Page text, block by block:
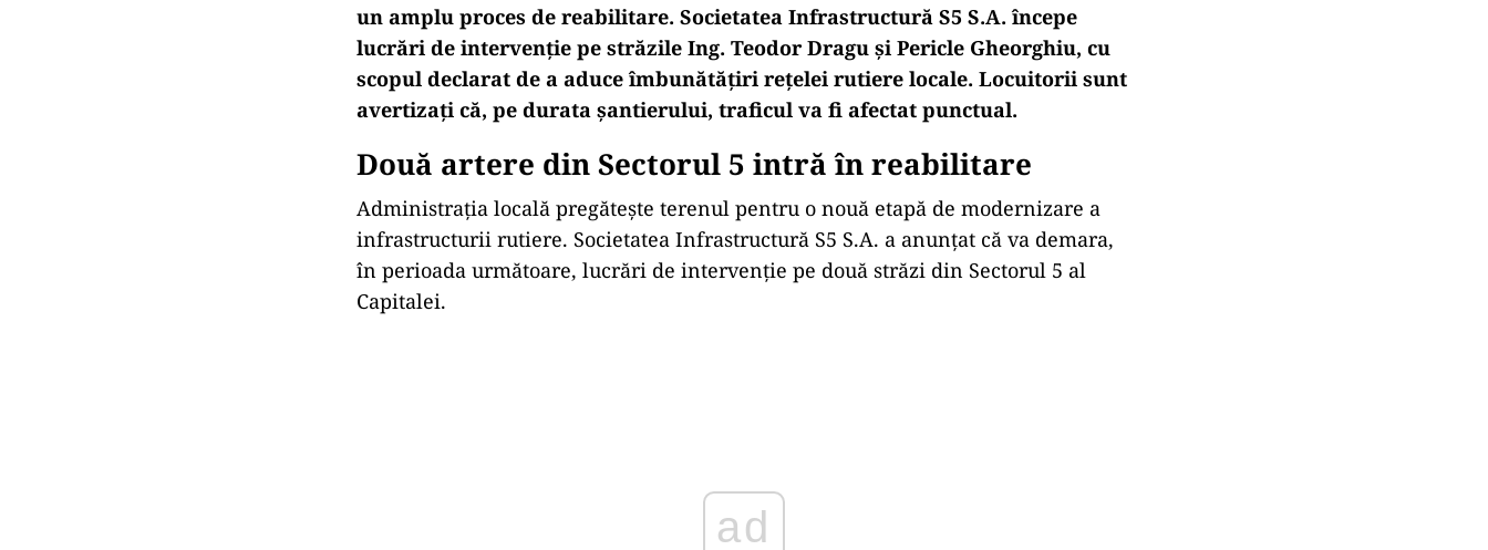
un amplu proces de reabilitare. Societatea Infrastructură S5 S.A. începe
lucrări de intervenție pe străzile Ing. Teodor Dragu și Pericle Gheorghiu, cu
scopul declarat de a aduce îmbunătățiri rețelei rutiere locale. Locuitorii sunt
avertizați că, pe durata șantierului, traficul va fi afectat punctual.
Două artere din Sectorul 5 intră în reabilitare
Administrația locală pregătește terenul pentru o nouă etapă de modernizare a
infrastructurii rutiere. Societatea Infrastructură S5 S.A. a anunțat că va demara,
în perioada următoare, lucrări de intervenție pe două străzi din Sectorul 5 al
Capitalei.